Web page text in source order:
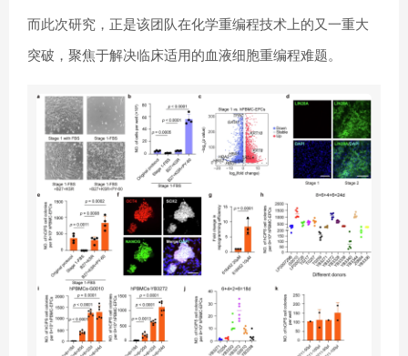
而此次研究，正是该团队在化学重编程技术上的又一重大
突破，聚焦于解决临床适用的血液细胞重编程难题。